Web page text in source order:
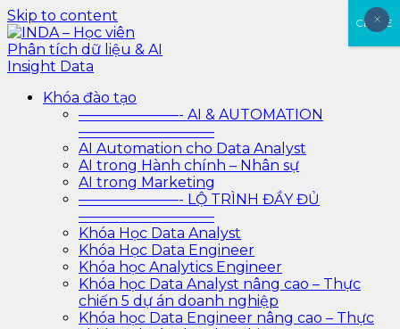
Skip to content
INDA – Học viên Phân tích dữ liệu & AI Insight Data
INDA – Học viện Đào tạo phân tích dữ liệu & AI chuyên
sâu cho ngành ngân hàng – bảo hiểm – chứng khoán
và doanh nghiệp với các project thực tế, cá nhân hóa
lộ trình với AI
Khóa đào tạo
———————- AI & AUTOMATION
—————————–
AI Automation cho Data Analyst
AI trong Hành chính – Nhân sự
AI trong Marketing
———————- LỘ TRÌNH ĐẦY ĐỦ
—————————–
Khóa Học Data Analyst
Khóa Học Data Engineer
Khóa học Analytics Engineer
Khóa học Data Analyst nâng cao – Thực
chiến 5 dự án doanh nghiệp
Khóa học Data Engineer nâng cao – Thực
×
CLOSE
×